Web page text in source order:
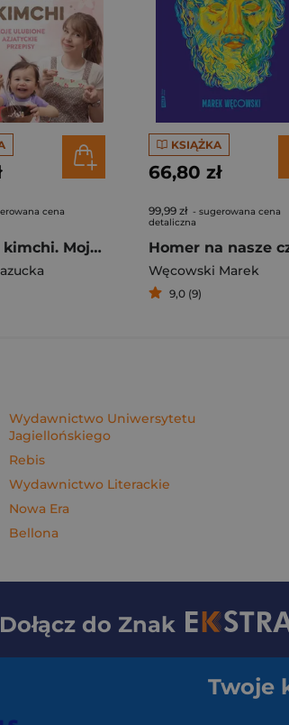
cena
Pierogi z kimchi. Moje ulubione azjatyckie przepisy
KSIĄŻKA
66,80 zł
99,99 zł - sugerowana cena
detaliczna
Homer na nasze
Węcowski Marek
9,0 (9)
Wydawnictwo Uniwersytetu
Jagiellońskiego
Rebis
Wydawnictwo Literackie
Nowa Era
Bellona
Dołącz do Znak
Twoje